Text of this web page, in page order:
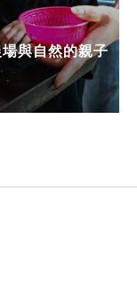
與自然的親子